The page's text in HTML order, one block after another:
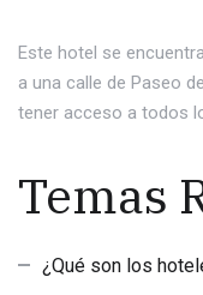
Este hotel se
a una calle de Paseo
tener acceso a todos
Temas
¿Qué son los